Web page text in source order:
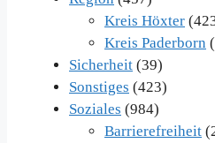
Kreis Höxter
Kreis Paderborn
Sicherheit (39)
Sonstiges (423)
Soziales (984)
Barrierefreiheit